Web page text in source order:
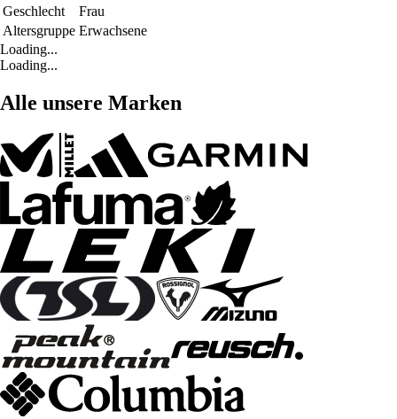
Geschlecht
Frau
Altersgruppe Erwachsene
Loading...
Loading...
Alle unsere Marken